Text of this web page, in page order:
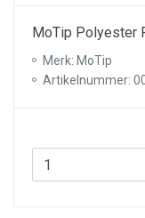
MoTip Polyester
Merk: MoTip
Artikelnummer: